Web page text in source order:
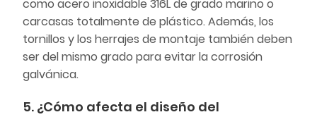
como acero inoxidable 316L de grado marino o
carcasas totalmente de plástico. Además, los
tornillos y los herrajes de montaje también deben
ser del mismo grado para evitar la corrosión
galvánica.
5. ¿Cómo afecta el diseño del